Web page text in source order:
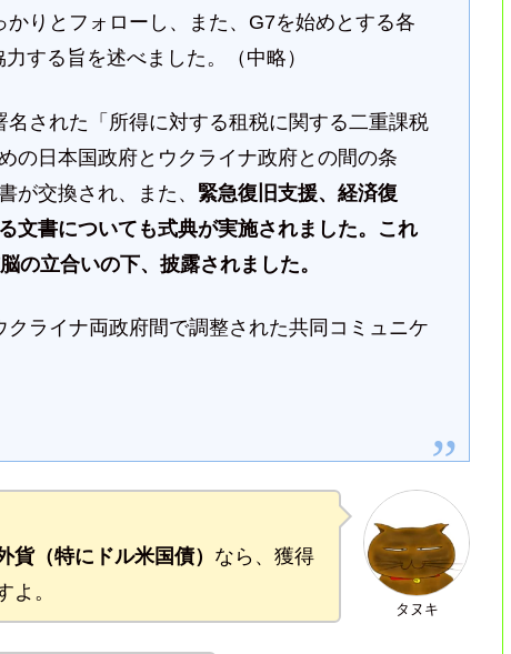
りとフォローし、また、G7を始めとする各
する旨を述べました。（中略）
された「所得に対する租税に関する二重課税
の日本国政府とウクライナ政府との間の条
が交換され、また、 緊急復旧支援、経済復
文書についても式典が実施されました。これ
の立合いの下、披露されました。
ライナ両政府間で調整された共同コミュニケ
タヌキ
貨（特にドル米国債） なら、獲得
。